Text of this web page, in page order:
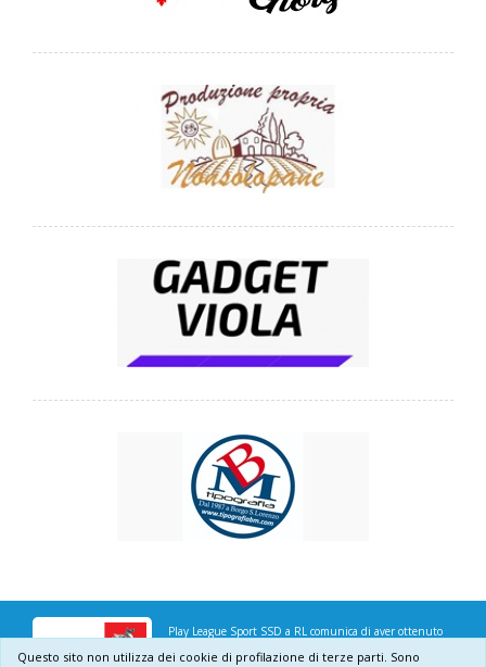
Play League Sport SSD a RL comunica di aver ottenuto
dalla Regione Toscana, il contributo di € 1.288,00 per il
Questo sito non utilizza dei cookie di profilazione di terze parti. Sono